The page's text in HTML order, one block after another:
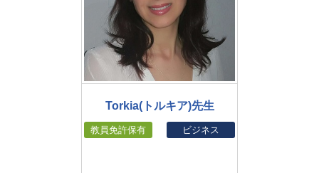
Torkia(トルキア)先生
教員免許保有 ビジネス